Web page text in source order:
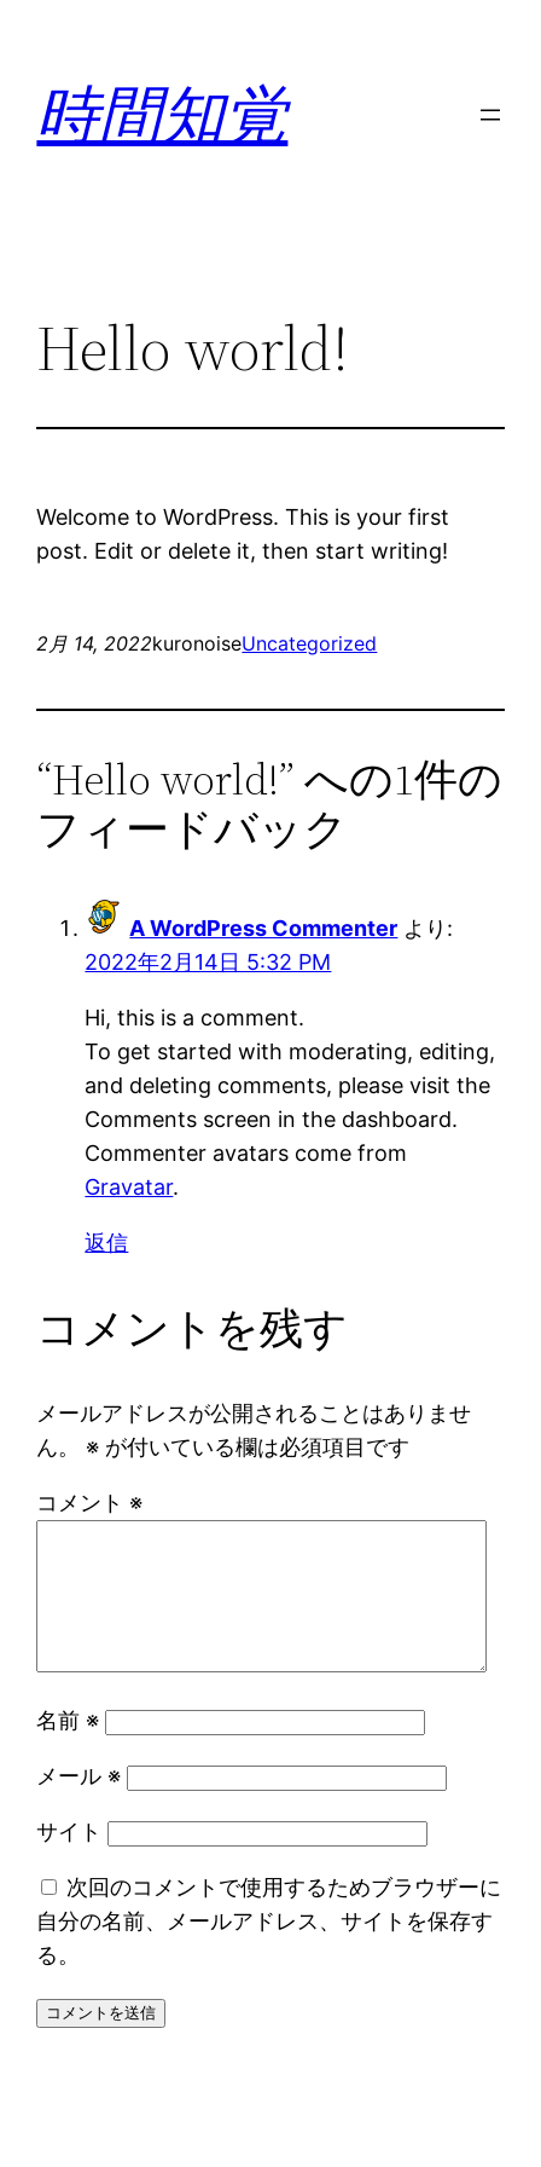
時間知覚
Hello world!
Welcome to WordPress. This is your first
post. Edit or delete it, then start writing!
2月 14, 2022kuronoiseUncategorized
“Hello world!” への1件の
フィードバック
A WordPress Commenter より:
2022年2月14日 5:32 PM
Hi, this is a comment.
To get started with moderating, editing,
and deleting comments, please visit the
Comments screen in the dashboard.
Commenter avatars come from
Gravatar.
返信
コメントを残す
メールアドレスが公開されることはありませ
ん。
※ が付いている欄は必須項目です
コメント ※
名前 ※
メール ※
サイト
次回のコメントで使用するためブラウザーに
自分の名前、メールアドレス、サイトを保存す
る。